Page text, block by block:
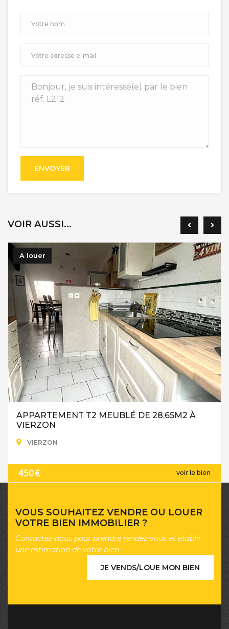
ENVOYER
VOIR AUSSI...
A louer
APPARTEMENT T2 MEUBLÉ DE 28,65M2 À
VIERZON
VIERZON
450 € voir le bien
VOUS SOUHAITEZ VENDRE OU LOUER
VOTRE BIEN IMMOBILIER ?
Contactez-nous pour prendre rendez-vous et établir
une estimation de votre bien
JE VENDS/LOUE MON BIEN